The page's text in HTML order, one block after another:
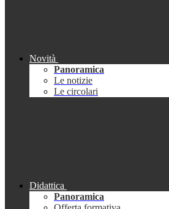
Novità
Panoramica
Le notizie
Le circolari
Didattica
Panoramica